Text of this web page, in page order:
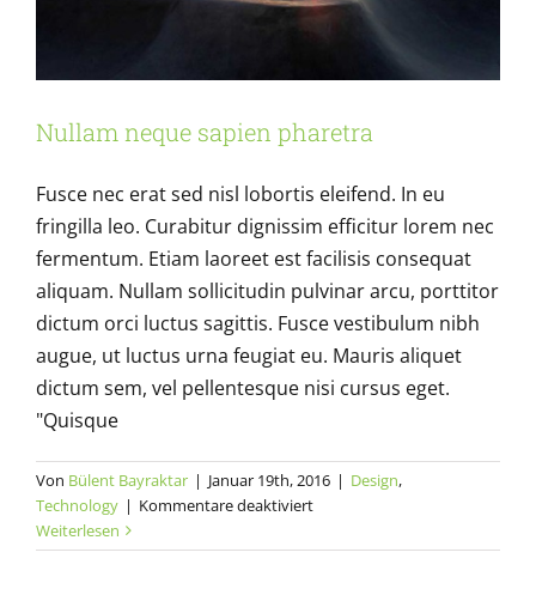
Nullam neque sapien pharetra
Fusce nec erat sed nisl lobortis eleifend. In eu
fringilla leo. Curabitur dignissim efficitur lorem nec
fermentum. Etiam laoreet est facilisis consequat
aliquam. Nullam sollicitudin pulvinar arcu, porttitor
dictum orci luctus sagittis. Fusce vestibulum nibh
augue, ut luctus urna feugiat eu. Mauris aliquet
dictum sem, vel pellentesque nisi cursus eget.
"Quisque
Von Bülent Bayraktar | Januar 19th, 2016 | Design,
Technology | Kommentare deaktiviertfür
neque
Weiterlesen